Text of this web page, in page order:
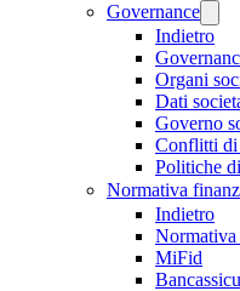
Governance
Indietro
Organi
Dati
Governo
Conflitti di
Politiche
Normativa
Indietro
MiFid